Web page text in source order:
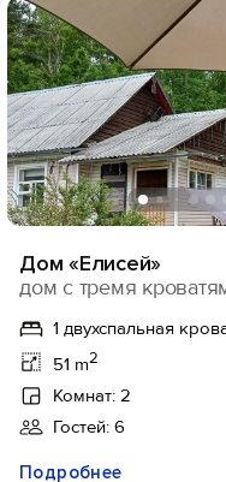
Дом «Елисей»
дом с тремя
1 двухспальная
51 m2
Комнат: 2
Гостей: 6
Подробнее